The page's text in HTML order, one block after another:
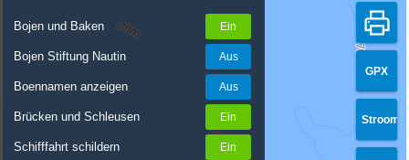
Bojen und Baken
Bojen Stiftung Nautin
Boennamen anzeigen
Brücken und Schleusen
Schifffahrt schildern
GPX
Stroom